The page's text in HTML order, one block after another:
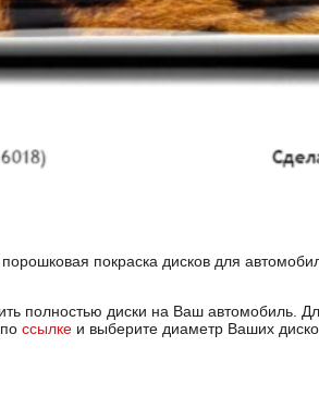
покраска дисков для
полностью диски на Ваш автомобиль.
ссылке и выберите диаметр Ваших